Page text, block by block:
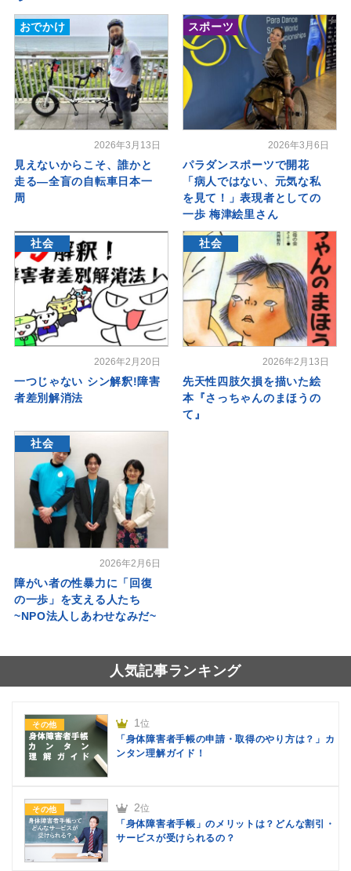
おでかけ
2026年3月13日
見えないからこそ、誰かと
走る―全盲の自転車日本一
周
スポーツ
2026年3月6日
パラダンスポーツで開花
「病人ではない、元気な私
を見て！」表現者としての
一歩 梅津絵里さん
社会
2026年2月20日
一つじゃない シン解釈!障害
者差別解消法
社会
2026年2月13日
先天性四肢欠損を描いた絵
本『さっちゃんのまほうの
て』
社会
2026年2月6日
障がい者の性暴力に「回復
の一歩」を支える人たち
~NPO法人しあわせなみだ~
人気記事ランキング
その他 1 位
「身体障害者手帳の申請・取得のやり方は？」カ
ンタン理解ガイド！
その他 2位
「身体障害者手帳」のメリットは？どんな割引・
サービスが受けられるの？